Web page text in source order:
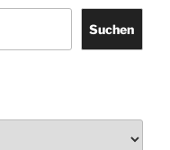
Suchen